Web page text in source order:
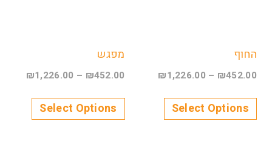
החוף
₪452.00
–
₪1,226.00
Select Options
מפגש
₪452.00
–
₪1,226.00
Select Options